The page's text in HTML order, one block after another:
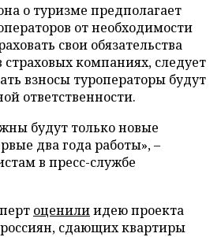
о туризме предполагает
от необходимости
свои обязательства
компаниях, следует
взносы туроператоры будут
ответственности.
будут только новые
два года работы», –
в пресс-службе
оценилиидею проекта
сдающих квартиры